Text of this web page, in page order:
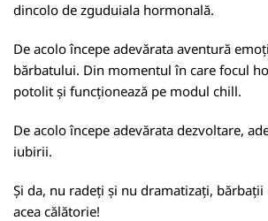
dincolo de zguduiala hormonală.
De acolo începe adevărata aventură
bărbatului. Din momentul în care focul
potolit și funcționează pe modul chill.
De acolo începe adevărata dezvoltare,
iubirii.
Și da, nu radeți și nu dramatizați, bărbații
acea călătorie!